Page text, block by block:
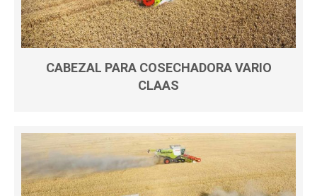
CABEZAL PARA COSECHADORA VARIO
CLAAS